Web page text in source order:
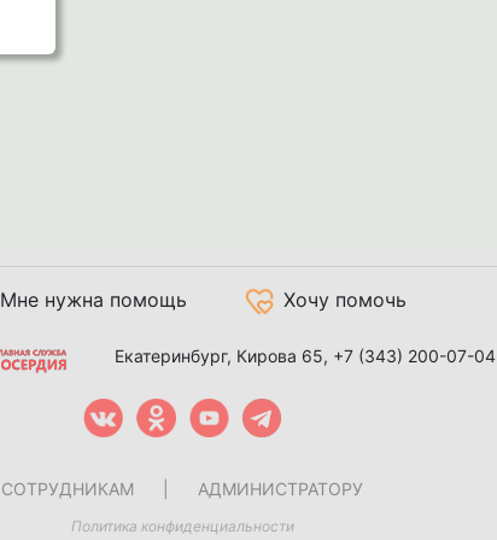
Мне нужна помощь Хочу помочь
Екатеринбург, Кирова 65, +7 (343) 200-07-04
СОТРУДНИКАМ АДМИНИСТРАТОРУ
Политика конфиденциальности